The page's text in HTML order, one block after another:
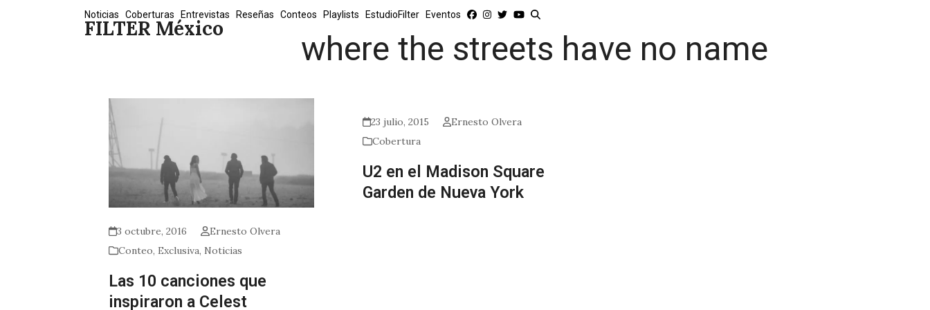
FILTER México
Noticias Coberturas Entrevistas Reseñas Conteos Playlists EstudioFilter Eventos
where the streets have no name
3 octubre, 2016
Ernesto Olvera
Conteo, Exclusiva, Noticias
Las 10 canciones que
inspiraron a Celest
23 julio, 2015
Ernesto Olvera
Cobertura
U2 en el Madison Square
Garden de Nueva York